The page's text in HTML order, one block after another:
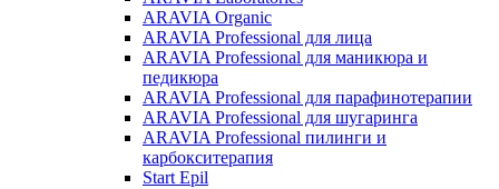
ARAVIA Organic
ARAVIA Professional для лица
ARAVIA Professional для маникюра и
педикюра
ARAVIA Professional для парафинотерапии
ARAVIA Professional для шугаринга
ARAVIA Professional пилинги и
карбокситерапия
Start Epil